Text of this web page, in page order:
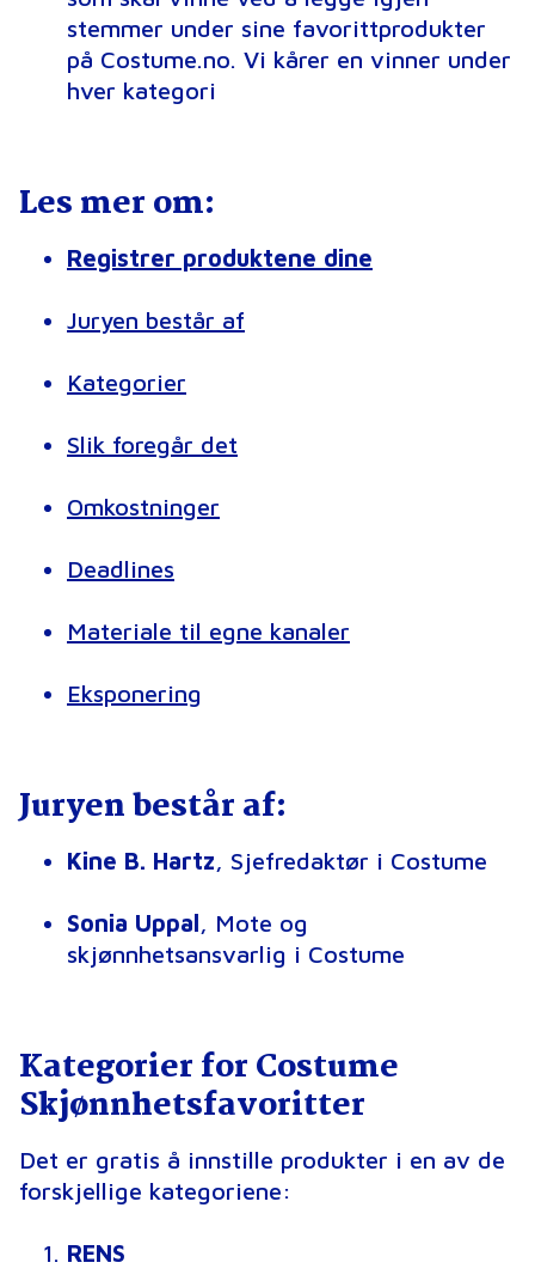
stemmer under sine favorittprodukter
på Costume.no. Vi kårer en vinner under
hver kategori
Les mer om:
Registrer produktene dine
Juryen består af
Kategorier
Slik foregår det
Omkostninger
Deadlines
Materiale til egne kanaler
Eksponering
Juryen består af:
Kine B. Hartz, Sjefredaktør i Costume
Sonia Uppal, Mote og
skjønnhetsansvarlig i Costume
Kategorier for Costume
Skjønnhetsfavoritter
Det er gratis å innstille produkter i en av de
forskjellige kategoriene:
RENS